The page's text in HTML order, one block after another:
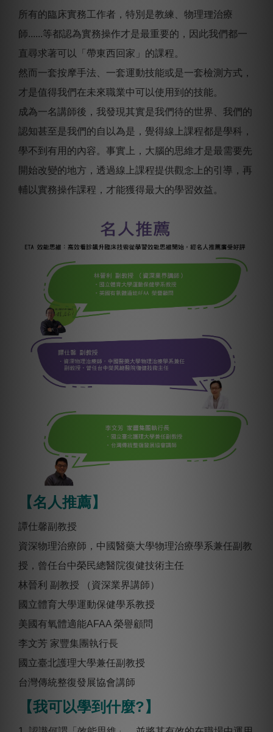
所有的臨床實務⼯作者，特別是教練、物理理治療
師......等都認為實務操作才是最重要的，因此我們都一
直尋求著可以「帶東西回家」的課程。
然而一套按摩手法、一套運動技能或是一套檢測方式，
才是值得我們在未來職業中可以使用到的技能。
成為一名講師後，我發現其實是我們待的世界、我們的
認知甚⾄是我們的自以為是，覺得線上課程都是學科，
學不到有用的內容。事實上，大腦的思維才是最需要先
開始改變的地方，透過線上課程提供觀念上的引導，再
輔以實務操作課程，才能獲得最大的學習效益。
【名人推薦】
譚仕馨副教授
資深物理治療師，中國醫藥大學物理治療學系兼任副教
授，曾任台中榮民總醫院復健技術主任
林晉利 副教授 （資深業界講師）
國立體育大學運動保健學系教授
美國有氧體適能AFAA 榮譽顧問
李文芳 家豐集團執行長
國立臺北護理大學兼任副教授
台灣傳統整復發展協會講師
【我可以學到什麼?】